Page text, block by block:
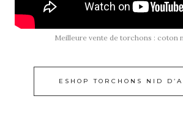
Meilleure vente de torchons : coton
ESHOP TORCHONS NID